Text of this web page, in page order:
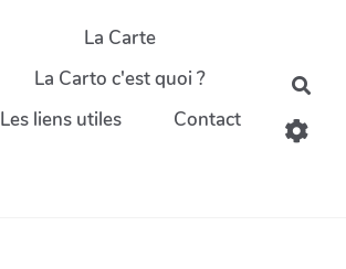
La Carte
La Carto c'est quoi ?
Les liens utiles
Contact